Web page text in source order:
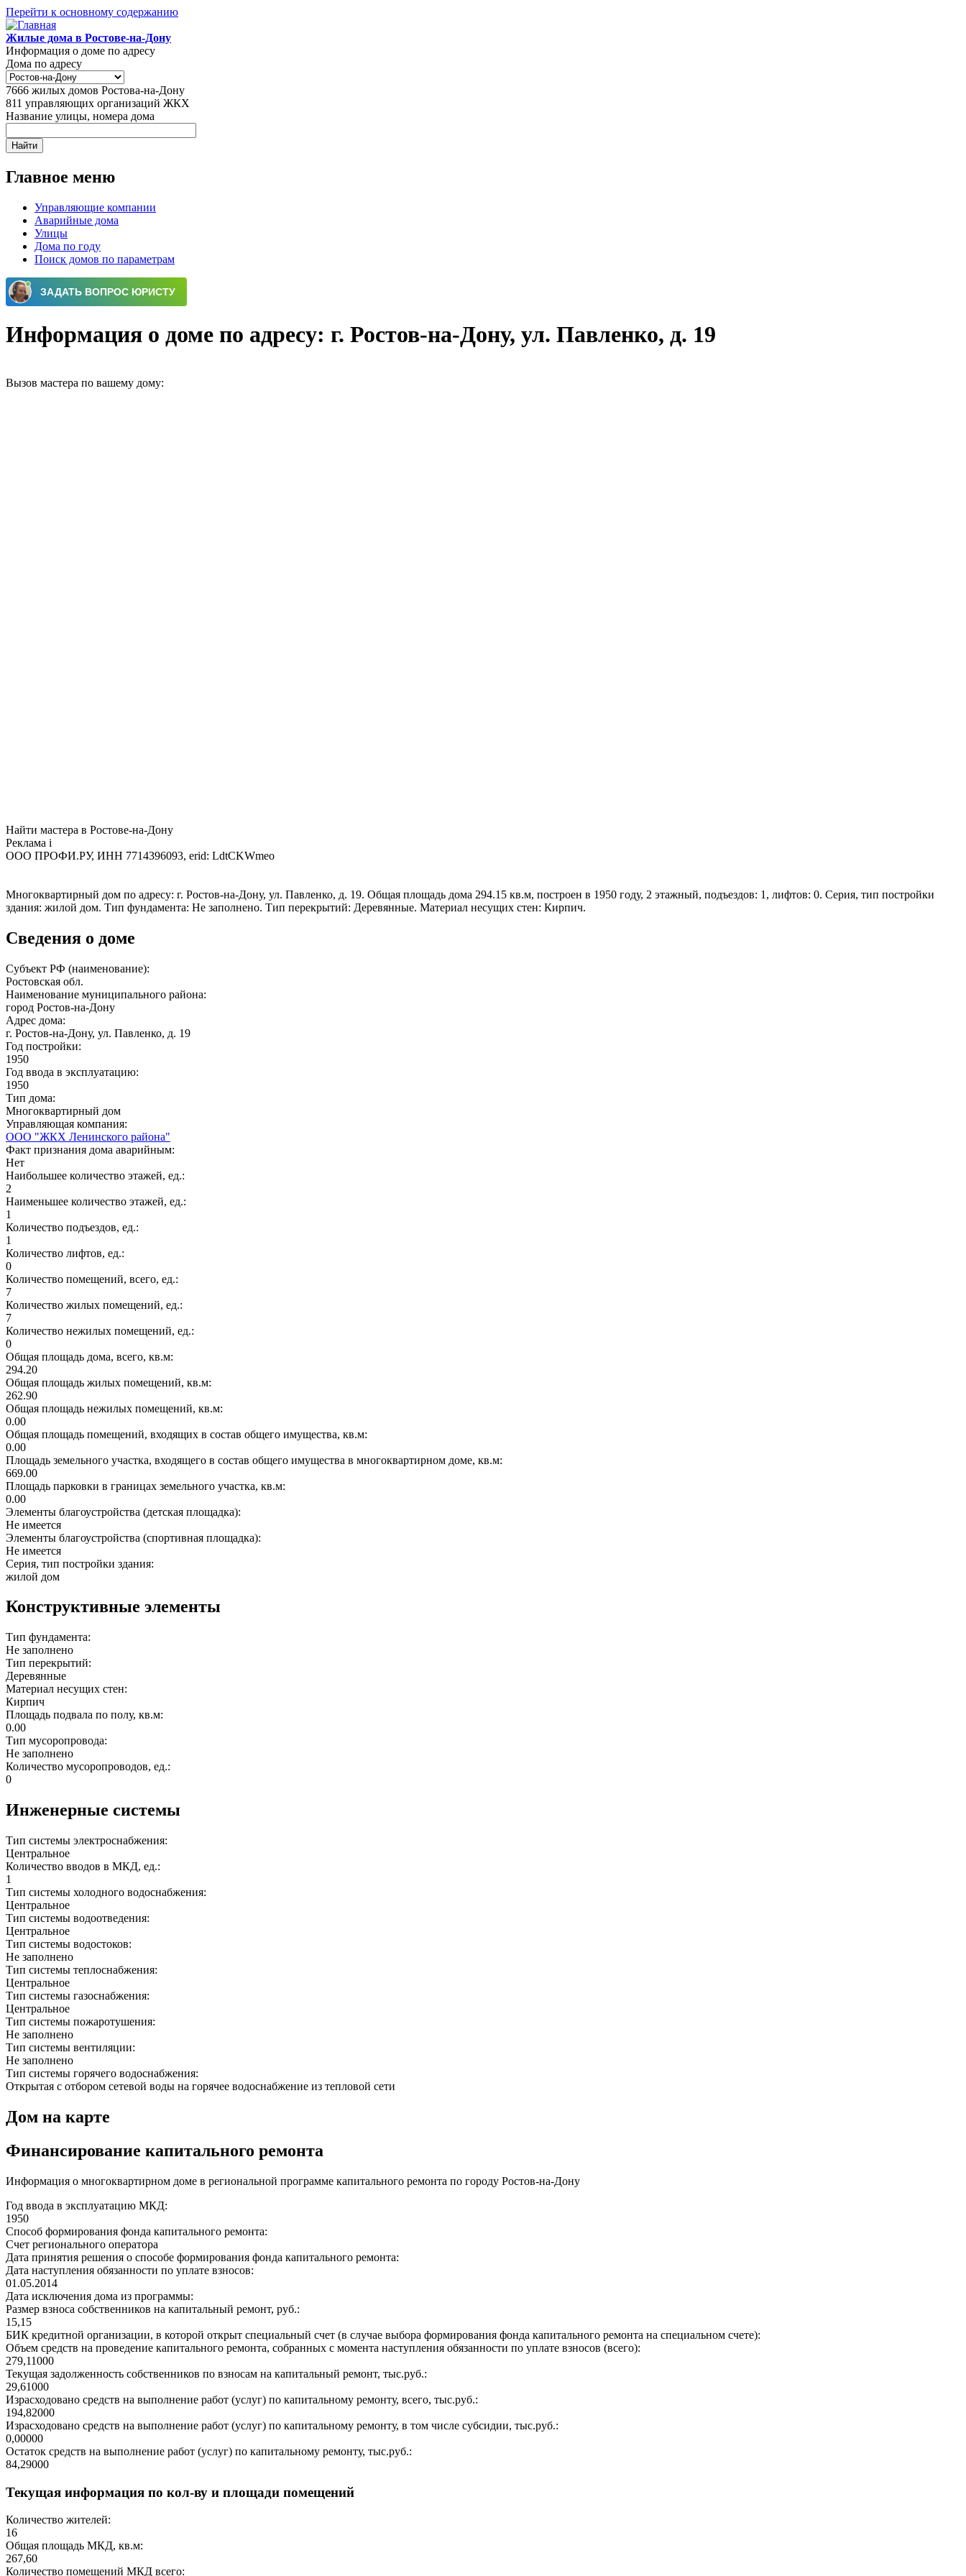
Перейти к основному содержанию
Жилые дома в Ростове-на-Дону
Информация о доме по адресу
Дома по адресу
7666 жилых домов Ростова-на-Дону
811 управляющих организаций ЖКХ
Название улицы, номера дома
Главное меню
Управляющие компании
Аварийные дома
Улицы
Дома по году
Поиск домов по параметрам
Информация о доме по адресу: г. Ростов-на-Дону, ул. Павленко, д. 19
Вызов мастера по вашему дому:
Найти мастера в Ростове-на-Дону
Реклама i
ООО ПРОФИ.РУ, ИНН 7714396093, erid: LdtCKWmeo
Многоквартирный дом по адресу: г. Ростов-на-Дону, ул. Павленко, д. 19. Общая площадь дома 294.15 кв.м, построен в 1950 году, 2 этажный, подъездов: 1, лифтов: 0. Серия, тип постройки
здания: жилой дом. Тип фундамента: Не заполнено. Тип перекрытий: Деревянные. Материал несущих стен: Кирпич.
Сведения о доме
Субъект РФ (наименование):
Ростовская обл.
Наименование муниципального района:
город Ростов-на-Дону
Адрес дома:
г. Ростов-на-Дону, ул. Павленко, д. 19
Год постройки:
1950
Год ввода в эксплуатацию:
1950
Тип дома:
Многоквартирный дом
Управляющая компания:
ООО "ЖКХ Ленинского района"
Факт признания дома аварийным:
Нет
Наибольшее количество этажей, ед.:
2
Наименьшее количество этажей, ед.:
1
Количество подъездов, ед.:
1
Количество лифтов, ед.:
0
Количество помещений, всего, ед.:
7
Количество жилых помещений, ед.:
7
Количество нежилых помещений, ед.:
0
Общая площадь дома, всего, кв.м:
294.20
Общая площадь жилых помещений, кв.м:
262.90
Общая площадь нежилых помещений, кв.м:
0.00
Общая площадь помещений, входящих в состав общего имущества, кв.м:
0.00
Площадь земельного участка, входящего в состав общего имущества в многоквартирном доме, кв.м:
669.00
Площадь парковки в границах земельного участка, кв.м:
0.00
Элементы благоустройства (детская площадка):
Не имеется
Элементы благоустройства (спортивная площадка):
Не имеется
Серия, тип постройки здания:
жилой дом
Конструктивные элементы
Тип фундамента:
Не заполнено
Тип перекрытий:
Деревянные
Материал несущих стен:
Кирпич
Площадь подвала по полу, кв.м:
0.00
Тип мусоропровода:
Не заполнено
Количество мусоропроводов, ед.:
0
Инженерные системы
Тип системы электроснабжения:
Центральное
Количество вводов в МКД, ед.:
1
Тип системы холодного водоснабжения:
Центральное
Тип системы водоотведения:
Центральное
Тип системы водостоков:
Не заполнено
Тип системы теплоснабжения:
Центральное
Тип системы газоснабжения:
Центральное
Тип системы пожаротушения:
Не заполнено
Тип системы вентиляции:
Не заполнено
Тип системы горячего водоснабжения:
Открытая с отбором сетевой воды на горячее водоснабжение из тепловой сети
Дом на карте
Финансирование капитального ремонта
Информация о многоквартирном доме в региональной программе капитального ремонта по городу Ростов-на-Дону
Год ввода в эксплуатацию МКД:
1950
Способ формирования фонда капитального ремонта:
Счет регионального оператора
Дата принятия решения о способе формирования фонда капитального ремонта:
Дата наступления обязанности по уплате взносов:
01.05.2014
Дата исключения дома из программы:
Размер взноса собственников на капитальный ремонт, руб.:
15,15
БИК кредитной организации, в которой открыт специальный счет (в случае выбора формирования фонда капитального ремонта на специальном счете):
Объем средств на проведение капитального ремонта, собранных с момента наступления обязанности по уплате взносов (всего):
279,11000
Текущая задолженность собственников по взносам на капитальный ремонт, тыс.руб.:
29,61000
Израсходовано средств на выполнение работ (услуг) по капитальному ремонту, всего, тыс.руб.:
194,82000
Израсходовано средств на выполнение работ (услуг) по капитальному ремонту, в том числе субсидии, тыс.руб.:
0,00000
Остаток средств на выполнение работ (услуг) по капитальному ремонту, тыс.руб.:
84,29000
Текущая информация по кол-ву и площади помещений
Количество жителей:
16
Общая площадь МКД, кв.м:
267,60
Количество помещений МКД всего: